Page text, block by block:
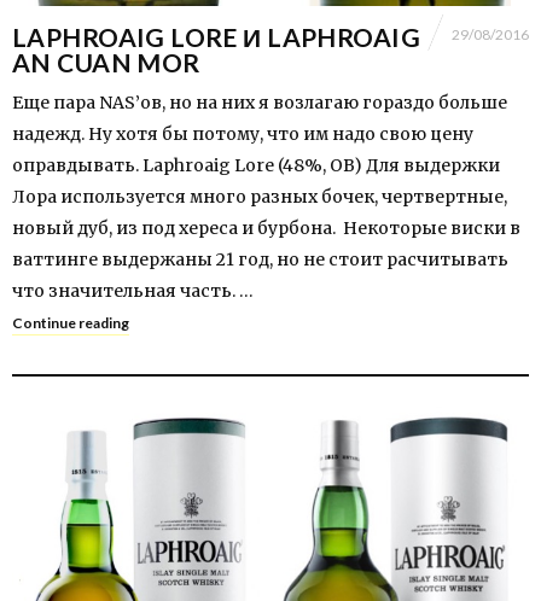
LAPHROAIG LORE И LAPHROAIG
AN CUAN MOR
29/08/2016
Еще пара NAS’ов, но на них я возлагаю гораздо больше
надежд. Ну хотя бы потому, что им надо свою цену
оправдывать. Laphroaig Lore (48%, OB) Для выдержки
Лора используется много разных бочек, чертвертные,
новый дуб, из под хереса и бурбона. Некоторые виски в
ваттинге выдержаны 21 год, но не стоит расчитывать
что значительная часть. …
Continue reading